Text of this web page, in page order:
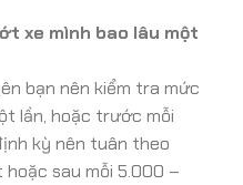
xe mình bao lâu một
bạn nên kiểm tra mức
lần, hoặc trước mỗi
kỳ nên tuân theo
sau mỗi 5.000 –